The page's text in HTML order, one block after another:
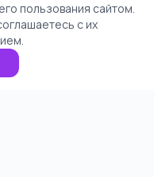
пользования сайтом.
с их